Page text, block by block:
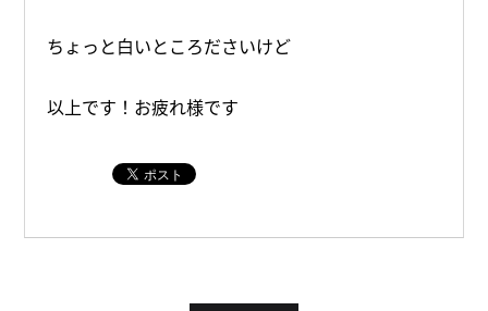
ちょっと白いところださいけど
以上です！お疲れ様です